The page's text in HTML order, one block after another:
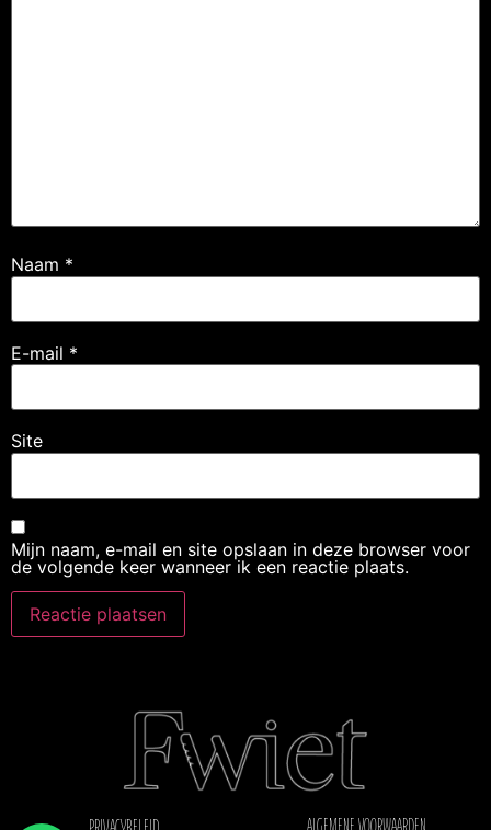
Naam *
E-mail *
Site
Mijn naam, e-mail en site opslaan in deze browser voor
de volgende keer wanneer ik een reactie plaats.